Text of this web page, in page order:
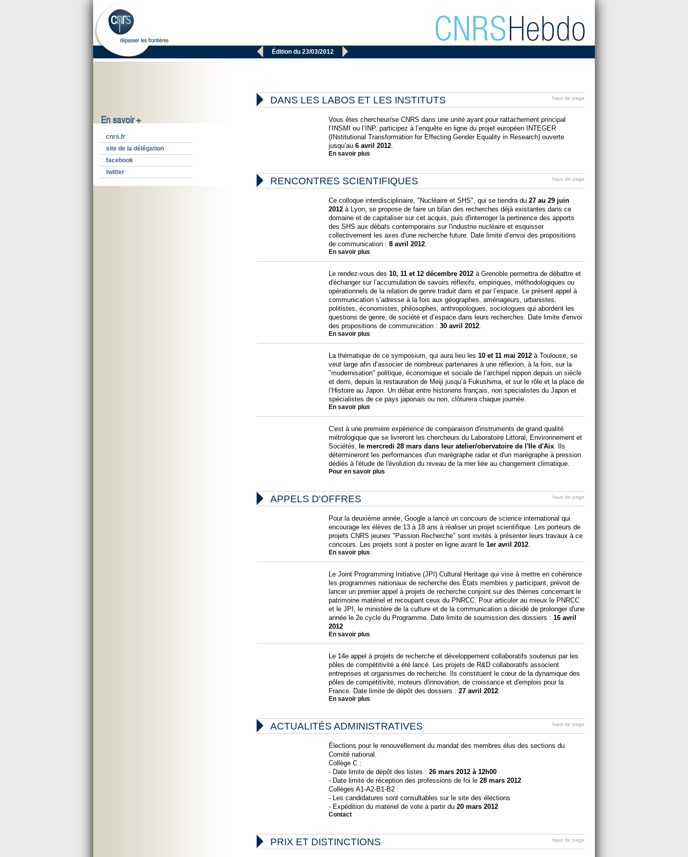
 Édition du 23/03/2012 
En savoir +
cnrs.fr
site de la délégation
facebook
twitter
 DANS LES LABOS ET LES INSTITUTS haut de page
Vous êtes chercheur/se CNRS dans une unité ayant pour rattachement principal
l’INSMI ou l’INP, participez à l’enquête en ligne du projet européen INTEGER
(INstitutional Transformation for Effecting Gender Equality in Research) ouverte
jusqu’au 6 avril 2012.
En savoir plus
 RENCONTRES SCIENTIFIQUES haut de page
Ce colloque interdisciplinaire, "Nucléaire et SHS", qui se tiendra du 27 au 29 juin
2012 à Lyon, se propose de faire un bilan des recherches déjà existantes dans ce
domaine et de capitaliser sur cet acquis, puis d'interroger la pertinence des apports
des SHS aux débats contemporains sur l'industrie nucléaire et esquisser
collectivement les axes d'une recherche future. Date limite d’envoi des propositions
de communication : 8 avril 2012.
En savoir plus
Le rendez-vous des 10, 11 et 12 décembre 2012 à Grenoble permettra de débattre et
d'échanger sur l’accumulation de savoirs réflexifs, empiriques, méthodologiques ou
opérationnels de la relation de genre traduit dans et par l’espace. Le présent appel à
communication s’adresse à la fois aux géographes, aménageurs, urbanistes,
politistes, économistes, philosophes, anthropologues, sociologues qui abordent les
questions de genre, de société et d’espace dans leurs recherches. Date limite d'envoi
des propositions de communication : 30 avril 2012.
En savoir plus
La thématique de ce symposium, qui aura lieu les 10 et 11 mai 2012 à Toulouse, se
veut large afin d’associer de nombreux partenaires à une réflexion, à la fois, sur la
"modernisation" politique, économique et sociale de l’archipel nippon depuis un siècle
et demi, depuis la restauration de Meiji jusqu’à Fukushima, et sur le rôle et la place de
l’Histoire au Japon. Un débat entre historiens français, non spécialistes du Japon et
spécialistes de ce pays japonais ou non, clôturera chaque journée.
En savoir plus
C'est à une première expérience de comparaison d'instruments de grand qualité
métrologique que se livreront les chercheurs du Laboratoire Littoral, Environnement et
Sociétés, le mercredi 28 mars dans leur atelier/obervatoire de l'Ile d'Aix. Ils
détermineront les performances d'un marégraphe radar et d'un marégraphe à pression
dédiés à l'étude de l'évolution du niveau de la mer liée au changement climatique.
Pour en savoir plus
 APPELS D'OFFRES haut de page
Pour la deuxième année, Google a lancé un concours de science international qui
encourage les élèves de 13 à 18 ans à réaliser un projet scientifique. Les porteurs de
projets CNRS jeunes "Passion Recherche" sont invités à présenter leurs travaux à ce
concours. Les projets sont à poster en ligne avant le 1er avril 2012.
En savoir plus
Le Joint Programming Initiative (JPI) Cultural Heritage qui vise à mettre en cohérence
les programmes nationaux de recherche des États membres y participant, prévoit de
lancer un premier appel à projets de recherche conjoint sur des thèmes concernant le
patrimoine matériel et recoupant ceux du PNRCC. Pour articuler au mieux le PNRCC
et le JPI, le ministère de la culture et de la communication a décidé de prolonger d'une
année le 2e cycle du Programme. Date limite de soumission des dossiers : 16 avril
2012
En savoir plus
Le 14e appel à projets de recherche et développement collaboratifs soutenus par les
pôles de compétitivité a été lancé. Les projets de R&D collaboratifs associent
entreprises et organismes de recherche. Ils constituent le cœur de la dynamique des
pôles de compétitivité, moteurs d'innovation, de croissance et d'emplois pour la
France. Date limite de dépôt des dossiers : 27 avril 2012.
En savoir plus
 ACTUALITÉS ADMINISTRATIVES haut de page
Élections pour le renouvellement du mandat des membres élus des sections du
Comité national.
Collège C :
- Date limite de dépôt des listes : 26 mars 2012 à 12h00
- Date limite de réception des professions de foi le 28 mars 2012
Collèges A1-A2-B1-B2 :
- Les candidatures sont consultables sur le site des élections
- Expédition du matériel de vote à partir du 20 mars 2012
Contact
 PRIX ET DISTINCTIONS haut de page